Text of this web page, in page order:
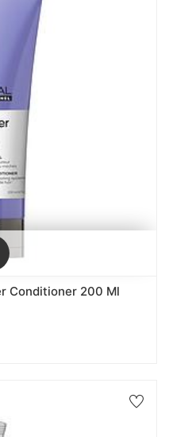
Conditioner 200 Ml